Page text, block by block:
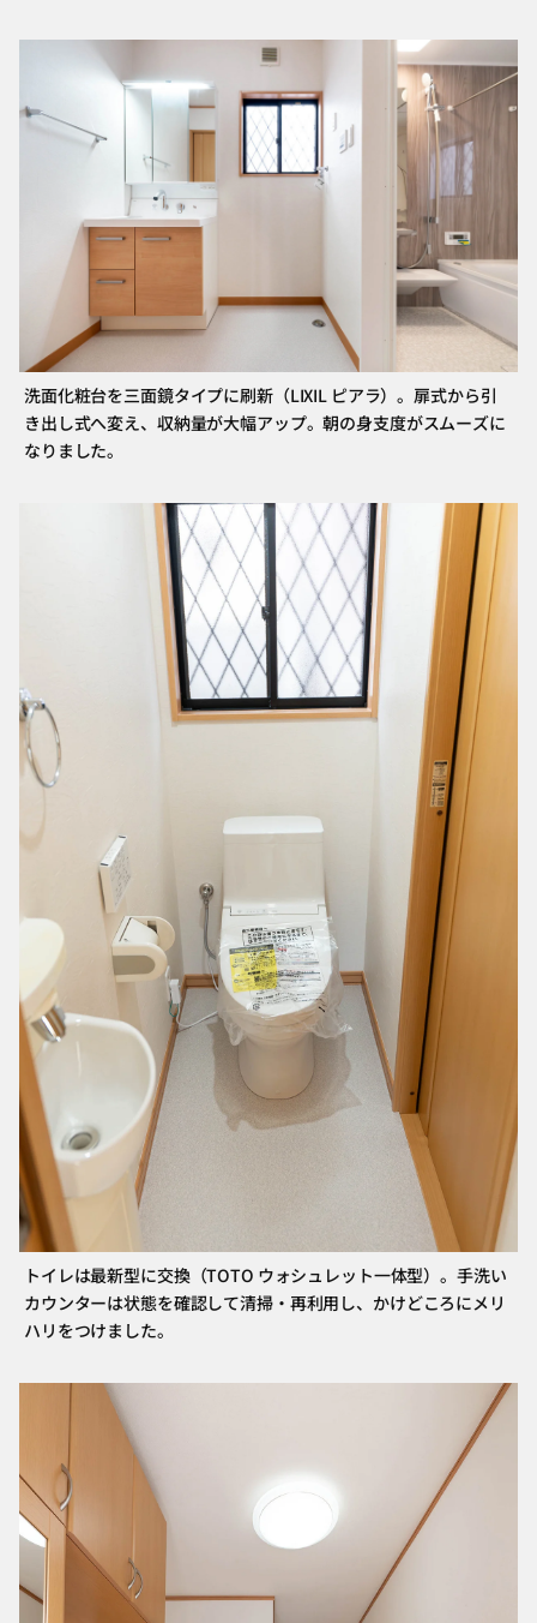
洗面化粧台を三面鏡タイプに刷新（LIXIL ピアラ）。扉式から引
き出し式へ変え、収納量が大幅アップ。朝の身支度がスムーズに
なりました。
トイレは最新型に交換（TOTO ウォシュレット一体型）。手洗い
カウンターは状態を確認して清掃・再利用し、かけどころにメリ
ハリをつけました。